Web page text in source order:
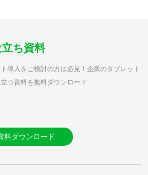
ち資料
導入をご検討の方は必見！企業のタブレット
つ資料を無料ダウンロード
料ダウンロード